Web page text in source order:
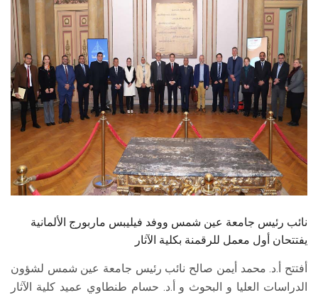
هيئة التدريس
الدراسات العليا
الخريجين
الموظفون
الزائـرون
نائب رئيس جامعة عين شمس ووفد فيليبس ماربورج الألمانية
يفتتحان أول معمل للرقمنة بكلية الآثار
أفتتح أ.د. محمد أيمن صالح نائب رئيس جامعة عين شمس لشؤون
الدراسات العليا و البحوث و أ.د. حسام طنطاوي عميد كلية الآثار